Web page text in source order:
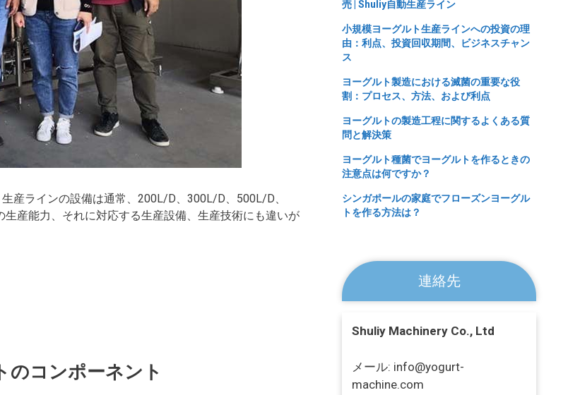
産ラインの設備は通常、200L/D、300L/D、500L/D、
産能力、それに対応する生産設備、生産技術にも違いが
のコンポーネント
売 | Shuliy自動生産ライン
小規模ヨーグルト生産ラインへの投資の理
由：利点、投資回収期間、ビジネスチャン
ス
ヨーグルト製造における滅菌の重要な役
割：プロセス、方法、および利点
ヨーグルトの製造工程に関するよくある質
問と解決策
ヨーグルト種菌でヨーグルトを作るときの
注意点は何ですか？
シンガポールの家庭でフローズンヨーグル
トを作る方法は？
連絡先
Shuliy Machinery Co., Ltd
メール: info@yogurt-
machine.com